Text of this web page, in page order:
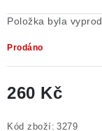
Položka byla
Prodáno
260 Kč
Kód zboží: 3279